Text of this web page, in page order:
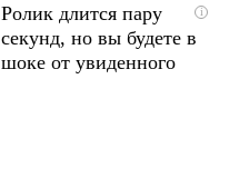
i
Ролик длится пару
секунд, но вы будете в
шоке от увиденного